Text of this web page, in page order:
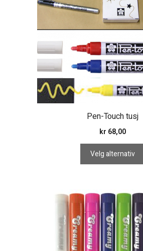
Pen-Touch tusj
kr 68,00
Velg alternativ
varianter.
velges
produktsiden